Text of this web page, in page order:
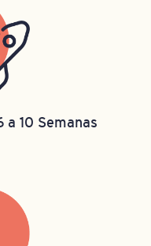
a 10 Semanas